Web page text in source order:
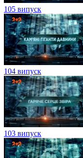
105 випуск
104 випуск
103 випуск